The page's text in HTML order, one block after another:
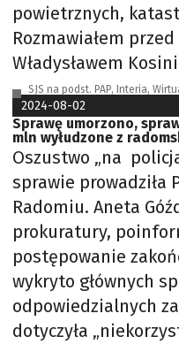
powietrznych,
Rozmawiałem
Władysławem
SJS na podst. PAP, Interia,
2024-08-02
Sprawę umorzono,
mln wyłudzone z
Oszustwo „na
sprawie prowadziła
Radomiu. Aneta
prokuratury,
postępowanie
wykryto głównych
odpowiedzialnych
dotyczyła